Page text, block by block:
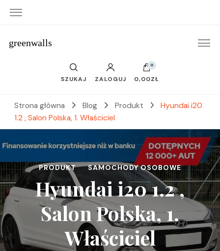
greenwalls
SZUKAJ ZALOGUJ
0
0,00ZŁ
Strona główna Blog Produkt
Hyundai i20
1.2 , Salon Polska, 1. Właściciel
PRODUKT SAMOCHODY OSOBOWE
Hyundai i20 1.2 ,
Salon Polska, 1.
Właściciel